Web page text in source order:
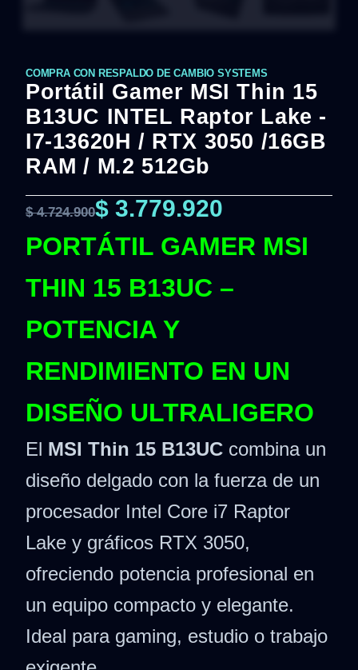
COMPRA CON RESPALDO DE CAMBIO SYSTEMS
Portátil Gamer MSI Thin 15
B13UC INTEL Raptor Lake -
I7-13620H / RTX 3050 /16GB
RAM / M.2 512Gb
$4.724.900$ 3.779.920
PORTÁTIL GAMER MSI
THIN 15 B13UC –
POTENCIA Y
RENDIMIENTO EN UN
DISEÑO ULTRALIGERO
El MSI Thin 15 B13UC combina un
diseño delgado con la fuerza de un
procesador Intel Core i7 Raptor
Lake y gráficos RTX 3050,
ofreciendo potencia profesional en
un equipo compacto y elegante.
Ideal para gaming, estudio o trabajo